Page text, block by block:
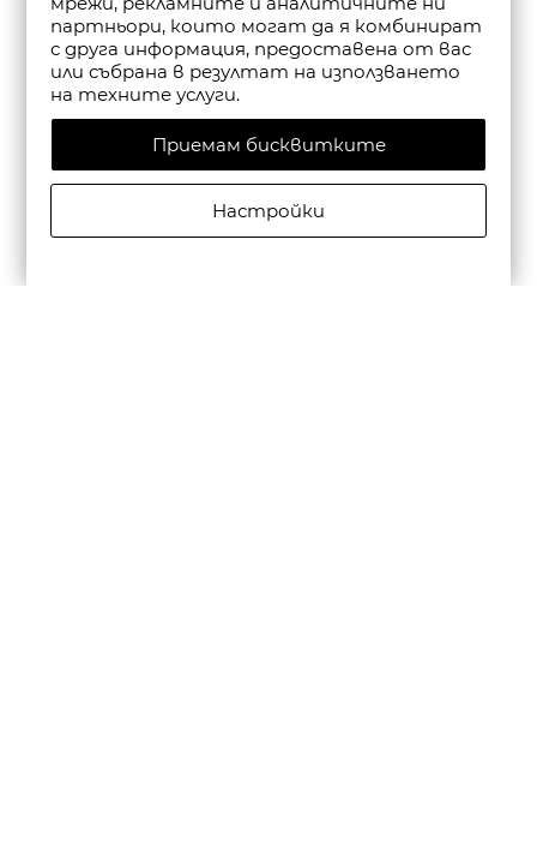
партньори, които могат да я комбинират
с друга информация, предоставена от вас
или събрана в резултат на използването
на техните услуги.
Приемам бисквитките
Настройки